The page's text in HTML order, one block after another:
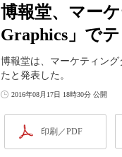
博報堂、マー
Graphics」で
博報堂は、マーケティング
たと発表した。
2016年08月17日 18時30分 公開
印刷／PDF